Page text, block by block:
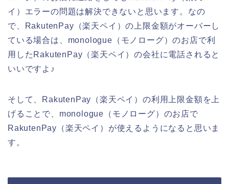
イ）エラーの問題は解決できないと思います。なの
で、RakutenPay（楽天ペイ）の上限金額がオーバーし
ている場合は、monologue（モノローグ）のお店で利
用したRakutenPay（楽天ペイ）の会社に電話されると
いいですよ♪
そして、RakutenPay（楽天ペイ）の利用上限金額を上
げることで、monologue（モノローグ）のお店で
RakutenPay（楽天ペイ）が使えるようになると思いま
す。